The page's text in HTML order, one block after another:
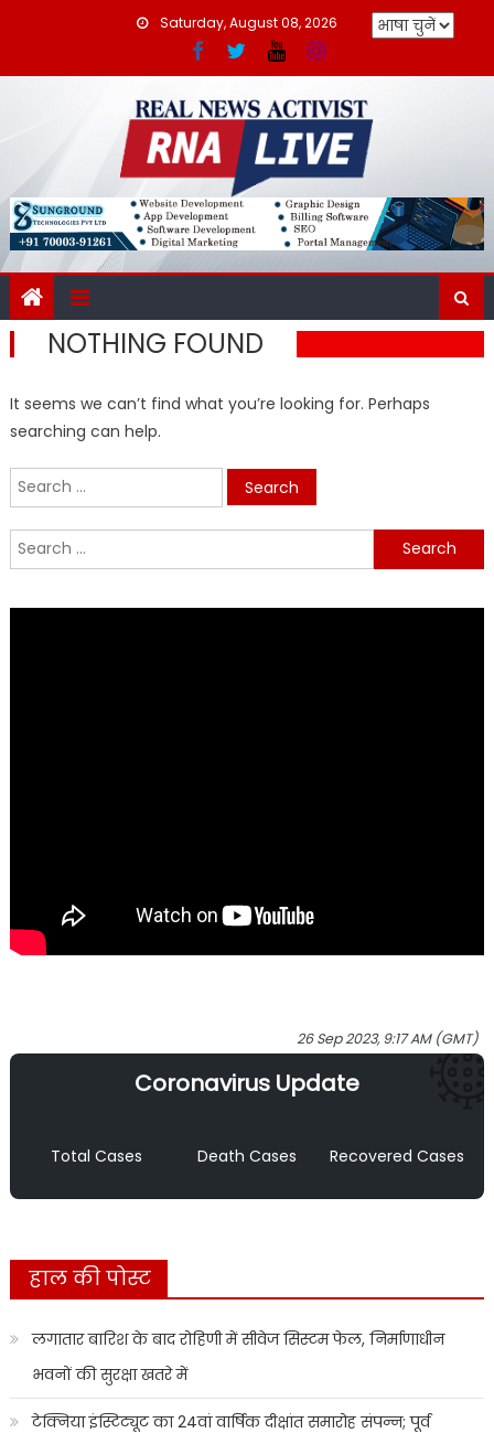
Saturday, August 08, 2026
NOTHING FOUND
It seems we can’t find what you’re looking for. Perhaps
searching can help.
Search
for:
Search
for:
26 Sep 2023, 9:17 AM (GMT)
Coronavirus Update
Total Cases Death Cases Recovered Cases
हाल की पोस्ट
लगातार बारिश के बाद रोहिणी में सीवेज सिस्टम फेल, निर्माणाधीन
भवनों की सुरक्षा खतरे में
टेक्निया इंस्टिट्यूट का 24वां वार्षिक दीक्षांत समारोह संपन्न; पूर्व